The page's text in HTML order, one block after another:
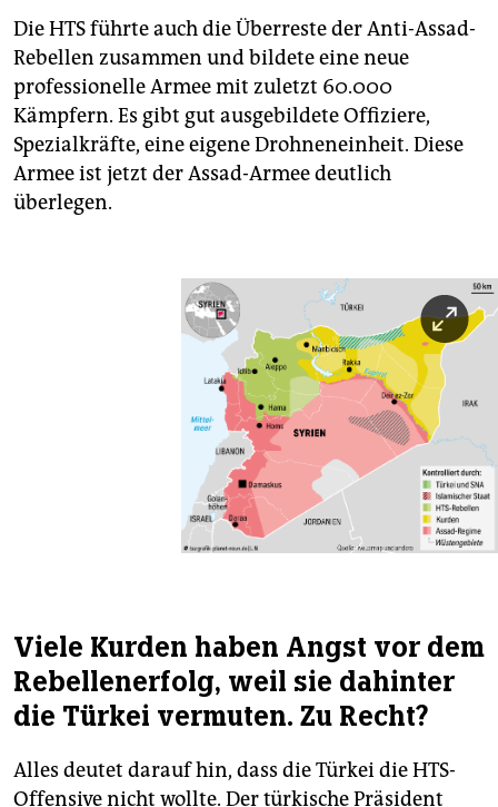
Die HTS führte auch die Überreste der Anti-Assad-
Rebellen zusammen und bildete eine neue
professionelle Armee mit zuletzt 60.000
Kämpfern. Es gibt gut ausgebildete Offiziere,
Spezialkräfte, eine eigene Drohneneinheit. Diese
Armee ist jetzt der Assad-Armee deutlich
überlegen.
Viele Kurden haben Angst vor dem
Rebellenerfolg, weil sie dahinter
die Türkei vermuten. Zu Recht?
Alles deutet darauf hin, dass die Türkei die HTS-
Offensive nicht wollte. Der türkische Präsident